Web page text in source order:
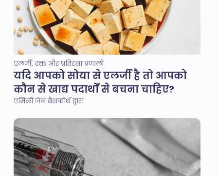
एलर्जी, रक्त और प्रतिरक्षा प्रणाली
यदि आपको सोया से एलर्जी है तो आपको
कौन से खाद्य पदार्थों से बचना चाहिए?
एमिली जेन बैशफोर्थ द्वारा